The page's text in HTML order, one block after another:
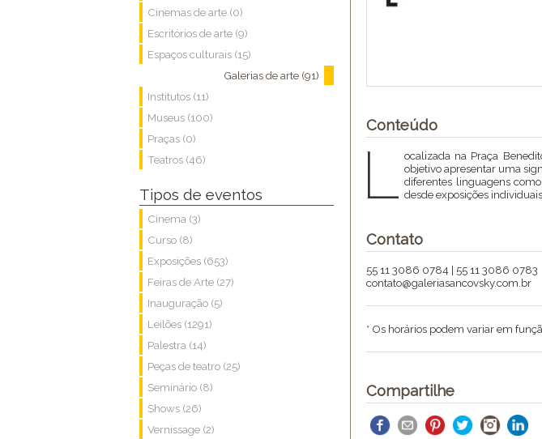
Cinemas de arte (0)
Escritórios de arte (9)
Espaços culturais (15)
Galerias de arte (91)
Institutos (11)
Museus (100)
Praças (0)
Teatros (46)
Tipos de eventos
Cinema (3)
Curso (8)
Exposições (653)
Feiras de Arte (27)
Inauguração (5)
Leilões (1291)
Palestra (14)
Peças de teatro (25)
Seminário (8)
Shows (26)
Vernissage (2)
Conteúdo
L ocalizada na Praça
objetivo apresentar uma
diferentes linguagens
desde exposições
Contato
55 11 3086 0784 | 55 11 3086 0783
contato@galeriasancovsky.com.br
* Os horários podem variar em
Compartilhe